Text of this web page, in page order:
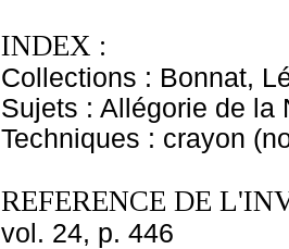
INDEX :
Collections : Bonnat,
Sujets : Allégorie de la
Techniques : crayon
REFERENCE DE
vol. 24, p. 446